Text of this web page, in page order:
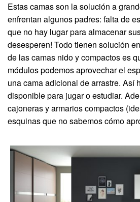
Estas camas son la solución a
enfrentan algunos padres: falta de
que no hay lugar para almacenar
desesperen! Todo tienen solución
de las camas nido y compactos es
módulos podemos aprovechar el
una cama adicional de arrastre. Así
disponible para jugar o estudiar.
cajoneras y armarios compactos
esquinas que no sabemos cómo